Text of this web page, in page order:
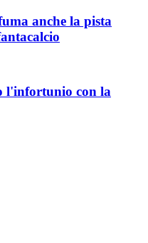
anche la pista
l'infortunio con la